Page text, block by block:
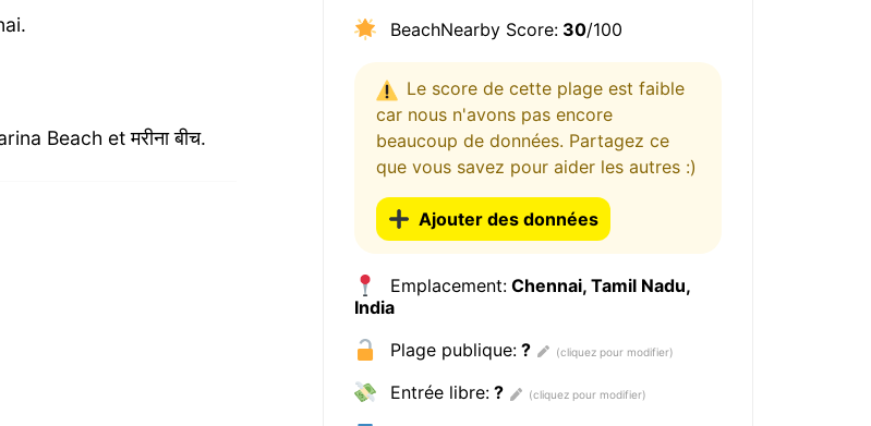
Beach et मरीना बीच.
BeachNearby Score: 30/100
Le score de cette plage est faible
car nous n'avons pas encore
beaucoup de données. Partagez ce
que vous savez pour aider les autres :)
Ajouter des données
Emplacement: Chennai, Tamil Nadu,
India
Plage publique: ?
Entrée libre: ?